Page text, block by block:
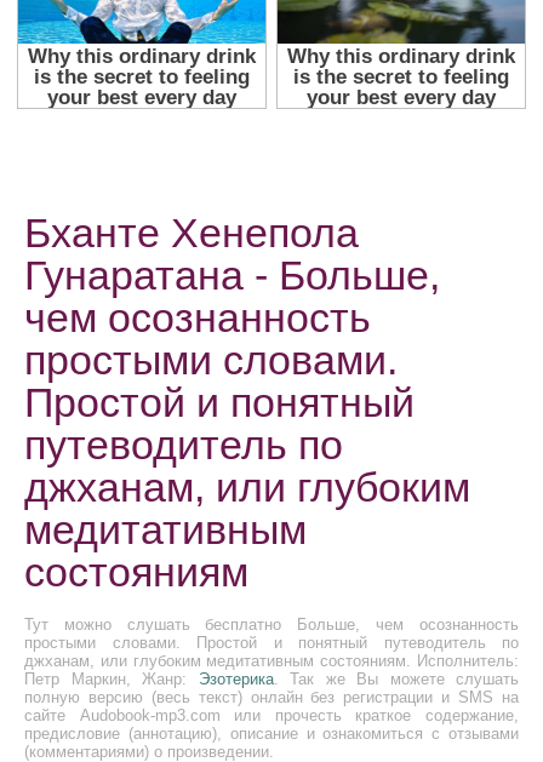
Бханте Хенепола
Гунаратана - Больше,
чем осознанность
простыми словами.
Простой и понятный
путеводитель по
джханам, или глубоким
медитативным
состояниям
Тут можно слушать бесплатно Больше, чем осознанность
простыми словами. Простой и понятный путеводитель по
джханам, или глубоким медитативным состояниям. Исполнитель:
Петр Маркин, Жанр: Эзотерика. Так же Вы можете слушать
полную версию (весь текст) онлайн без регистрации и SMS на
сайте Audobook-mp3.com или прочесть краткое содержание,
предисловие (аннотацию), описание и ознакомиться с отзывами
(комментариями) о произведении.